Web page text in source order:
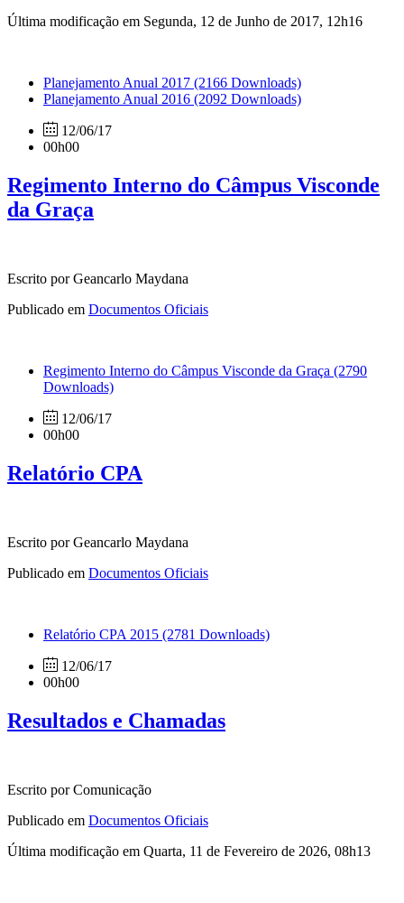
Última modificação em Segunda, 12 de Junho de 2017, 12h16
Planejamento Anual 2017 (2166 Downloads)
Planejamento Anual 2016 (2092 Downloads)
12/06/17
00h00
Regimento Interno do Câmpus Visconde
da Graça
Escrito por Geancarlo Maydana
Publicado em Documentos Oficiais
Regimento Interno do Câmpus Visconde da Graça (2790
Downloads)
12/06/17
00h00
Relatório CPA
Escrito por Geancarlo Maydana
Publicado em Documentos Oficiais
Relatório CPA 2015 (2781 Downloads)
12/06/17
00h00
Resultados e Chamadas
Escrito por Comunicação
Publicado em Documentos Oficiais
Última modificação em Quarta, 11 de Fevereiro de 2026, 08h13